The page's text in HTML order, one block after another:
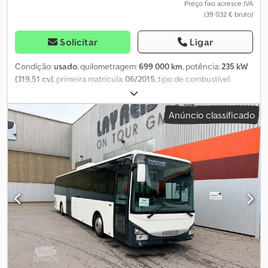
Preço fixo acresce IVA
(39 032 € bruto)
Solicitar Ligar
Condição:usado, quilometragem:699 000 km, potência:235 kW
(319,51 cv), primeira matrícula:06/2015, tipo de combustível:
, tipo de engrenagem:
classe de emissão:Euro 6, cor:vermelho, travões:retardador,
Equipamento:
ABS, aquecedor estacionário, ar condicionado,
programa eletrónico de estabilidade (ESP)
, Geral * EURO VI com
AdBlue * Automático * 44 assentos fixos/rebatíveis * 55 lugares
em pé Segurança Dcsdpjzg Sggjfx Ah Usk * ABS-ESP-EBS *
Retarder Interior * Aquecedor estacionário * Ar-condicionado
com compressor * Microfone do motorista * Espaço para
carrinho de criança/cadeira de rodas na porta II * Rampa
dobrável para cadeira de rodas * Botões de solicitação de parada
* Indicador interno frontal * Sistema de bilhetagem integrado na
porta do motorista Exterior * Painéis LED em volta do veículo
(matriz) * Porta I de folha única basculante para fora, Porta II de
folha dupla basculante para fora * Sistema de rebaixamento e
Anúncio classificado